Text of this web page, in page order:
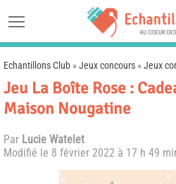
Echantillons Club »Jeux concours »Jeux
Jeu La Boîte Rose :
Maison Nougatine
Par Lucie Watelet
Modifié le 8 février 2022 à 17 h 49